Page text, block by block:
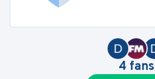
D
4 fans